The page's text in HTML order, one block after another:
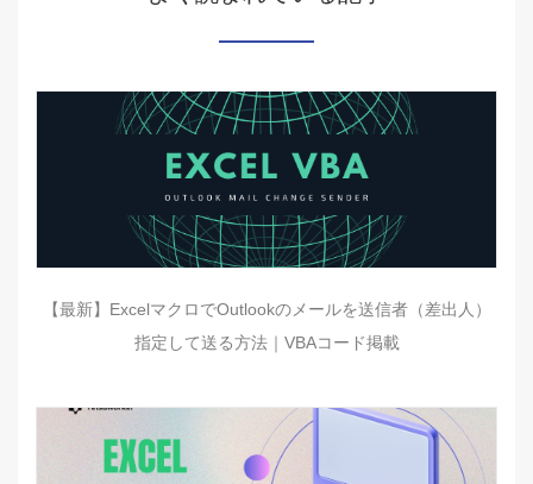
【最新】ExcelマクロでOutlookのメールを送信者（差出人）
指定して送る方法｜VBAコード掲載